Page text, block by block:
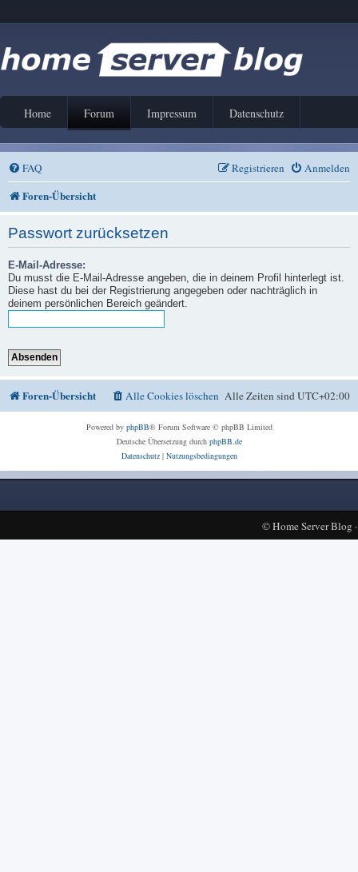
Home Forum Impressum Datenschutz
FAQ Anmelden
Registrieren
Foren-Übersicht
Passwort zurücksetzen
E-Mail-Adresse:
Du musst die E-Mail-Adresse angeben, die in deinem Profil hinterlegt ist.
Diese hast du bei der Registrierung angegeben oder nachträglich in
deinem persönlichen Bereich geändert.
Foren-Übersicht Alle Zeiten sindUTC+02:00
Alle Cookies löschen
Powered by phpBB® Forum Software © phpBB Limited
Deutsche Übersetzung durch phpBB.de
Datenschutz| Nutzungsbedingungen
©Home Server Blog